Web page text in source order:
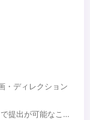
・ディレクション
提出が可能なこと